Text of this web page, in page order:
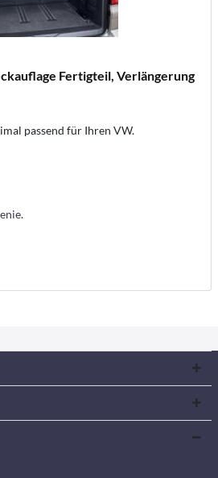
Fertigteil, Verlängerung
passend für Ihren VW.